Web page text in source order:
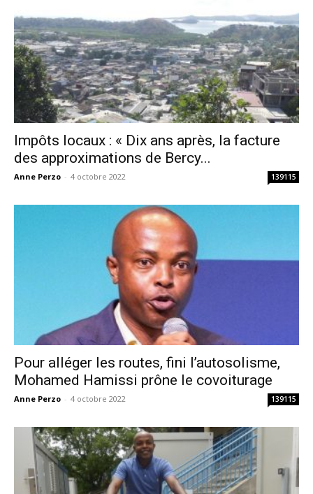
Impôts locaux : « Dix ans après, la facture
des approximations de Bercy...
Anne Perzo - 4 octobre 2022 139115
Pour alléger les routes, fini l’autosolisme,
Mohamed Hamissi prône le covoiturage
Anne Perzo - 4 octobre 2022 139115